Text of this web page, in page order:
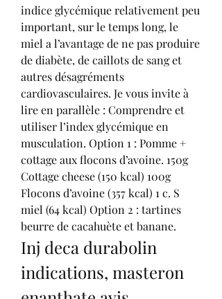
indice glycémique relativement peu
important, sur le temps long, le
miel a l’avantage de ne pas produire
de diabète, de caillots de sang et
autres désagréments
cardiovasculaires. Je vous invite à
lire en parallèle : Comprendre et
utiliser l’index glycémique en
musculation. Option 1 : Pomme +
cottage aux flocons d’avoine. 150g
Cottage cheese (150 kcal) 100g
Flocons d’avoine (357 kcal) 1 c. S
miel (64 kcal) Option 2 : tartines
beurre de cacahuète et banane.
Inj deca durabolin
indications, masteron